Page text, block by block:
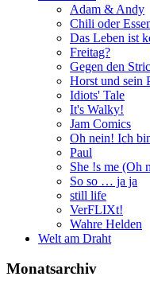
Adam & Andy
Chili oder
Das Leben ist
Freitag?
Gegen den
Horst und sein
Idiots' Tale
It's Walky!
Jam Comics
Oh nein! Ich
Paul
She !s me (Oh
So so … ja ja
still life
VerFLIXt!
Wahre Helden
Welt am Draht
Monatsarchiv